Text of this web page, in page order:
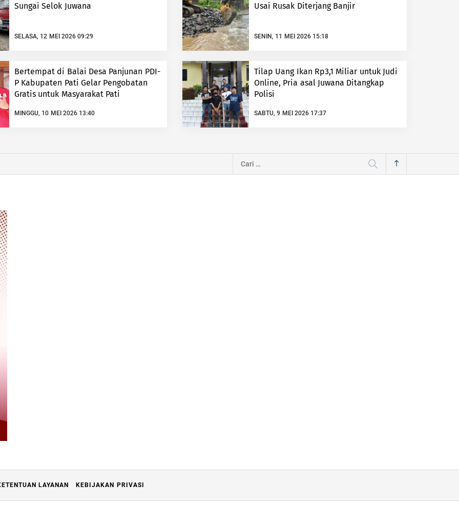
Sungai Selok Juwana
SELASA, 12 MEI 2026 09:29
Usai Rusak Diterjang Banjir
SENIN, 11 MEI 2026 15:18
Bertempat di Balai Desa Panjunan PDI-
P Kabupaten Pati Gelar Pengobatan
Gratis untuk Masyarakat Pati
MINGGU, 10 MEI 2026 13:40
Tilap Uang Ikan Rp3,1 Miliar untuk Judi
Online, Pria asal Juwana Ditangkap
Polisi
SABTU, 9 MEI 2026 17:37
Cari
LAYANAN KEBIJAKAN PRIVASI